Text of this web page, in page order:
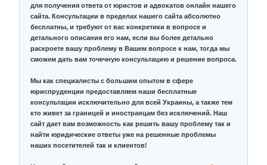
для получения ответа от юристов и адвокатов онлайн нашего
сайта. Консультации в пределах нашего сайта абсолютно
бесплатны, и требуют от вас конкретики в вопросе и
детального описания его нам, если вы более детально
раскроете вашу проблему в Вашем вопросе к нам, тогда мы
сможем дать вам точечную консультацию и решение вопроса.
Мы как специалисты с большим опытом в сфере
юриспруденции предоставляем наши бесплатные
консультации исключительно для всей Украины, а также тем
кто живет за границей и иностранцам без исключений. Наш
сайт дает вам возможность как решить вашу проблему так и
найти юридические ответы уже на решенные проблемы
наших посетителей так и клиентов!